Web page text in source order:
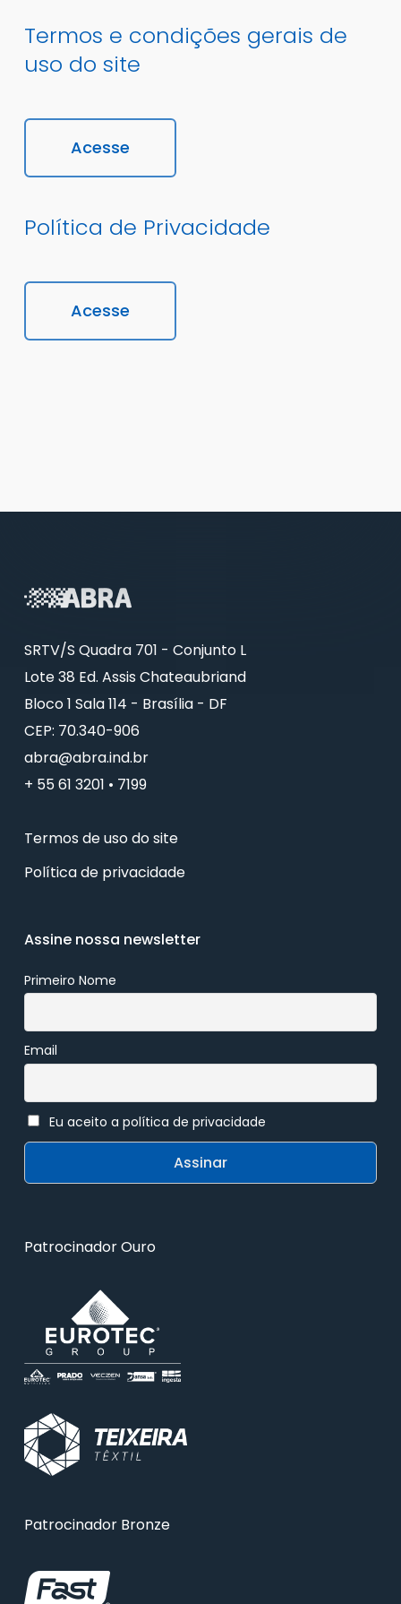
Termos e condições gerais de
uso do site
Acesse
Política de Privacidade
Acesse
SRTV/S Quadra 701 - Conjunto L
Lote 38 Ed. Assis Chateaubriand
Bloco 1 Sala 114 - Brasília - DF
CEP: 70.340-906
abra@abra.ind.br
+ 55 61 3201 • 7199
Termos de uso do site
Política de privacidade
Assine nossa newsletter
Primeiro Nome
Email
Eu aceito a política de privacidade
Patrocinador Ouro
Patrocinador Bronze